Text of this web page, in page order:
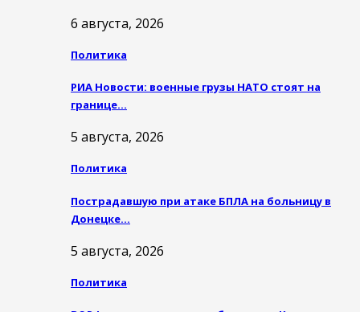
6 августа, 2026
Политика
РИА Новости: военные грузы НАТО стоят на
границе…
5 августа, 2026
Политика
Пострадавшую при атаке БПЛА на больницу в
Донецке…
5 августа, 2026
Политика